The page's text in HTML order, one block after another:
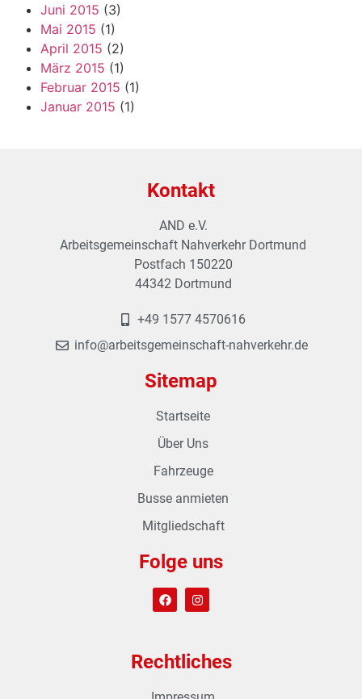
Juni 2015 (3)
Mai 2015 (1)
April 2015 (2)
März 2015 (1)
Februar 2015 (1)
Januar 2015 (1)
Kontakt
AND e.V.
Arbeitsgemeinschaft Nahverkehr Dortmund
Postfach 150220
44342 Dortmund
+49 1577 4570616
info@arbeitsgemeinschaft-nahverkehr.de
Sitemap
Startseite
Über Uns
Fahrzeuge
Busse anmieten
Mitgliedschaft
Folge uns
Rechtliches